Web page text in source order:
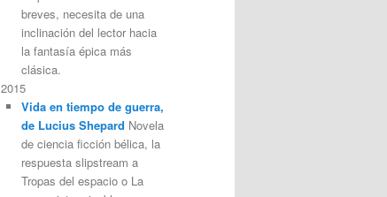
breves, necesita de una
inclinación del lector hacia
la fantasía épica más
clásica.
2015
Vida en tiempo de guerra,
de Lucius Shepard Novela
de ciencia ficción bélica, la
respuesta slipstream a
Tropas del espacio o La